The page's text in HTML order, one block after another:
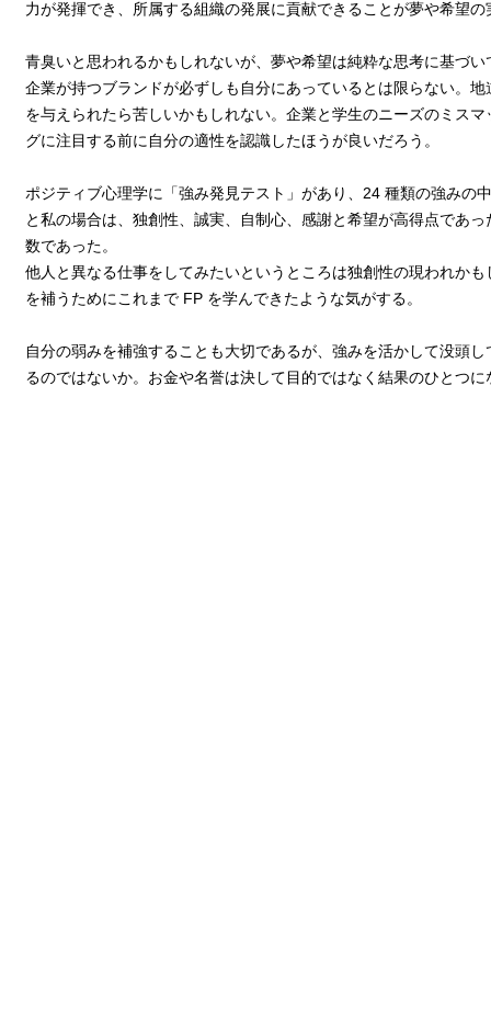
力が発揮でき、所属する組織の発展に貢献できることが夢や希望
青臭いと思われるかもしれないが、夢や希望は純粋な思考に基づい
企業が持つブランドが必ずしも自分にあっているとは限らない。
を与えられたら苦しいかもしれない。企業と学生のニーズのミス
グに注目する前に自分の適性を認識したほうが良いだろう。
ポジティブ心理学に「強み発見テスト」があり、24 種類の強みの
と私の場合は、独創性、誠実、自制心、感謝と希望が高得点であ
数であった。
他人と異なる仕事をしてみたいというところは独創性の現われか
を補うためにこれまで FP を学んできたような気がする。
自分の弱みを補強することも大切であるが、強みを活かして没頭
るのではないか。お金や名誉は決して目的ではなく結果のひとつに